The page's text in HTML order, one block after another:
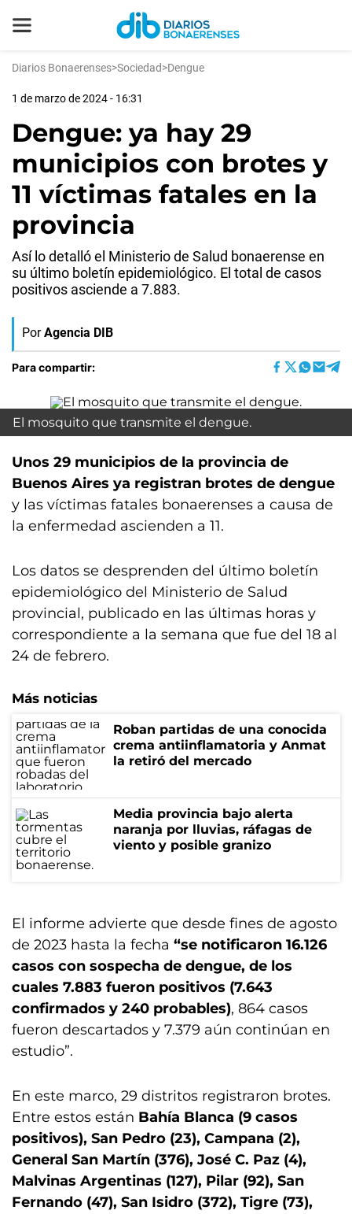
Diarios Bonaerenses>Sociedad>Dengue
1 de marzo de 2024 - 16:31
Dengue: ya hay 29
municipios con brotes y
11 víctimas fatales en la
provincia
Así lo detalló el Ministerio de Salud bonaerense en
su último boletín epidemiológico. El total de casos
positivos asciende a 7.883.
Por Agencia DIB
Para compartir:
El mosquito que transmite el dengue.
Unos 29 municipios de la provincia de
Buenos Aires ya registran brotes de dengue
y las víctimas fatales bonaerenses a causa de
la enfermedad ascienden a 11.
Los datos se desprenden del último boletín
epidemiológico del Ministerio de Salud
provincial, publicado en las últimas horas y
correspondiente a la semana que fue del 18 al
24 de febrero.
Más noticias
Roban partidas de una conocida
crema antiinflamatoria y Anmat
la retiró del mercado
Media provincia bajo alerta
naranja por lluvias, ráfagas de
viento y posible granizo
El informe advierte que desde fines de agosto
de 2023 hasta la fecha “se notificaron 16.126
casos con sospecha de dengue, de los
cuales 7.883 fueron positivos (7.643
confirmados y 240 probables), 864 casos
fueron descartados y 7.379 aún continúan en
estudio”.
En este marco, 29 distritos registraron brotes.
Entre estos están Bahía Blanca (9 casos
positivos), San Pedro (23), Campana (2),
General San Martín (376), José C. Paz (4),
Malvinas Argentinas (127), Pilar (92), San
Fernando (47), San Isidro (372), Tigre (73),